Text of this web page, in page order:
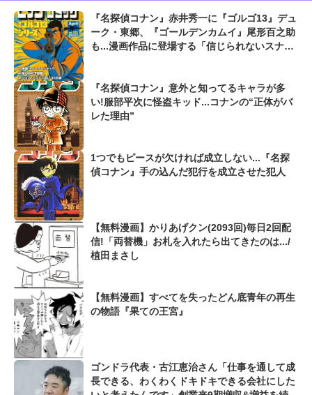
『名探偵コナン』赤井秀一に『ゴルゴ13』デュ
ーク・東郷、『ゴールデンカムイ』尾形百之助
も...漫画作品に登場する「信じられないスナイ
『名探偵コナン』意外と知ってるキャラが多
い!服部平次に怪盗キッド...コナンの“正体がバ
レた理由”
1つでもピースが欠ければ成立しない...『名探
偵コナン』手の込んだ犯行を成立させた犯人
【無料漫画】かりあげクン(2093回)毎日2回配
信!「両替機」お札を入れたら出てきたのは.../
植田まさし
【無料漫画】すべてを失ったどん底青年の再生
の物語『果ての王宮』
ゴンドラ代表・古江恵治さん「仕事を通して成
長できる、わくわくドキドキできる会社にした